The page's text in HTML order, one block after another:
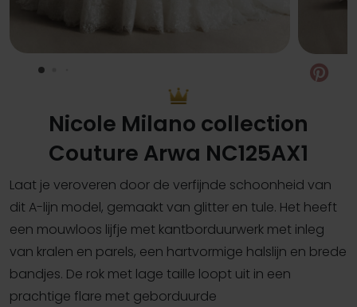
Nicole Milano collection
Couture Arwa NC125AX1
Laat je veroveren door de verfijnde schoonheid van
dit A-lijn model, gemaakt van glitter en tule. Het heeft
een mouwloos lijfje met kantborduurwerk met inleg
van kralen en parels, een hartvormige halslijn en brede
bandjes. De rok met lage taille loopt uit in een
prachtige flare met geborduurde